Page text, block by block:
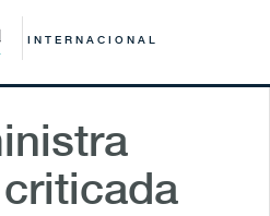
INTERNACIONAL